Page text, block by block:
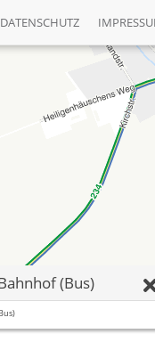
DATENSCHUTZ
(Bus)